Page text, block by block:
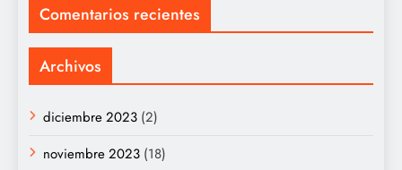
Comentarios recientes
Archivos
diciembre 2023 (2)
noviembre 2023 (18)